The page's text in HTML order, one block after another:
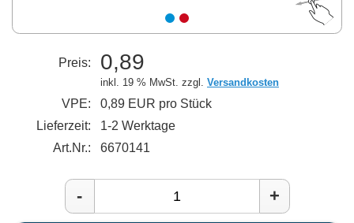
Preis: 0,89
inkl. 19 % MwSt. zzgl. Versandkosten
VPE:
0,89 EUR pro Stück
Lieferzeit:
1-2 Werktage
Art.Nr.:
6670141
- +